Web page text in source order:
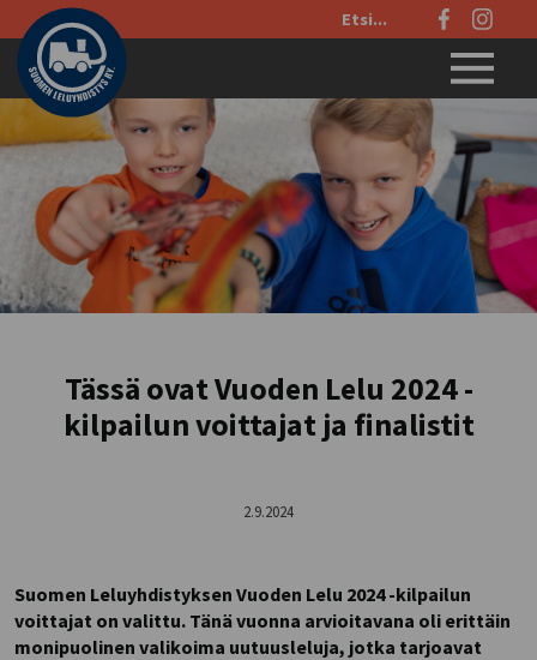
Etsi
sivustolta:
Tässä ovat Vuoden Lelu 2024 -
kilpailun voittajat ja finalistit
2.9.2024
Suomen Leluyhdistyksen Vuoden Lelu 2024 -kilpailun
voittajat on valittu. Tänä vuonna arvioitavana oli erittäin
monipuolinen valikoima uutuusleluja, jotka tarjoavat